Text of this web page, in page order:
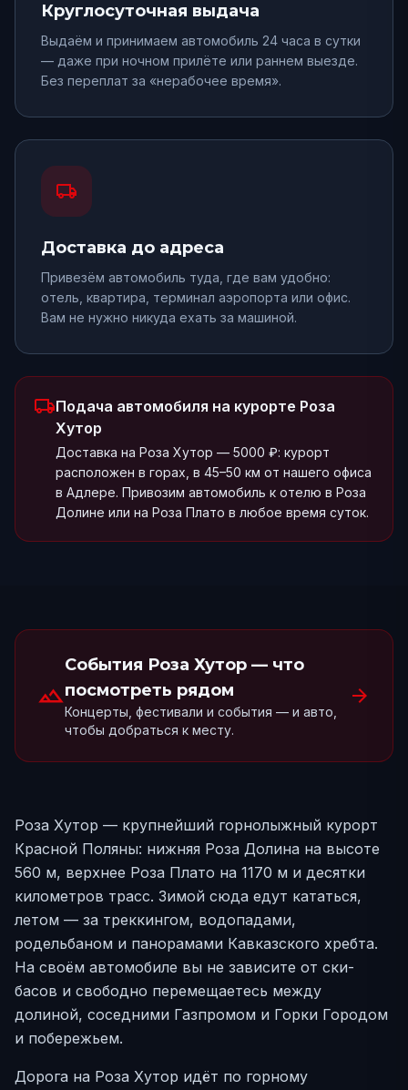
Круглосуточная выдача
Выдаём и принимаем автомобиль 24 часа в сутки
— даже при ночном прилёте или раннем выезде.
Без переплат за «нерабочее время».
local_shipping
Доставка до адреса
Привезём автомобиль туда, где вам удобно:
отель, квартира, терминал аэропорта или офис.
Вам не нужно никуда ехать за машиной.
local_shippingПодача автомобиля на курорте Роза
Хутор
Доставка на Роза Хутор — 5000 ₽: курорт
расположен в горах, в 45–50 км от нашего офиса
в Адлере. Привозим автомобиль к отелю в Роза
Долине или на Роза Плато в любое время суток.
landscape
События Роза Хутор — что
посмотреть рядом
Концерты, фестивали и события — и авто,
чтобы добраться к месту.
arrow_forward
Роза Хутор — крупнейший горнолыжный курорт
Красной Поляны: нижняя Роза Долина на высоте
560 м, верхнее Роза Плато на 1170 м и десятки
километров трасс. Зимой сюда едут кататься,
летом — за треккингом, водопадами,
родельбаном и панорамами Кавказского хребта.
На своём автомобиле вы не зависите от ски-
басов и свободно перемещаетесь между
долиной, соседними Газпромом и Горки Городом
и побережьем.
Дорога на Роза Хутор идёт по горному